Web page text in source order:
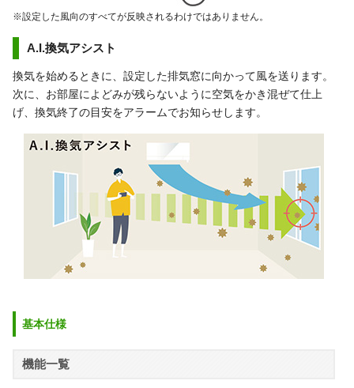
※設定した風向のすべてが反映されるわけではありません。
A.I.換気アシスト
換気を始めるときに、設定した排気窓に向かって風を送ります。
次に、お部屋によどみが残らないように空気をかき混ぜて仕上
げ、換気終了の目安をアラームでお知らせします。
基本仕様
機能一覧